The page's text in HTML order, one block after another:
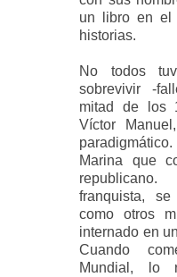
un libro en el
historias.
No todos
sobrevivir -
mitad de los
Víctor
Marina que
franquista,
como otros
internado en
Cuando
Mundial, lo